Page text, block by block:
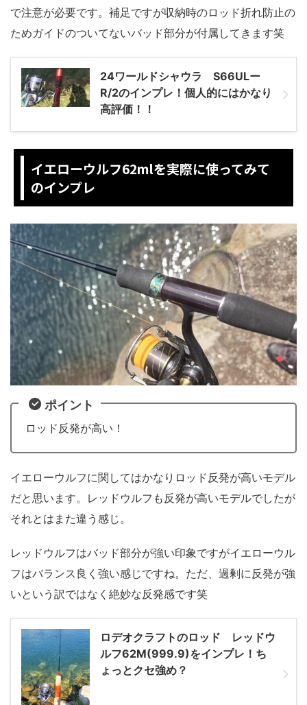
で注意が必要です。補足ですが収納時のロッド折れ防止の
ためガイドのついてないバッド部分が付属してきます笑
24ワールドシャウラ S66ULー
R/2のインプレ！個人的にはかなり
高評価！！
イエローウルフ62mlを実際に使ってみて
のインプレ
ポイント
ロッド反発が高い！
イエローウルフに関してはかなりロッド反発が高いモデル
だと思います。レッドウルフも反発が高いモデルでしたが
それとはまた違う感じ。
レッドウルフはバッド部分が強い印象ですがイエローウル
フはバランス良く強い感じですね。ただ、過剰に反発が強
いという訳ではなく絶妙な反発感です笑
ロデオクラフトのロッド レッドウ
ルフ62M(999.9)をインプレ！ち
ょっとクセ強め？